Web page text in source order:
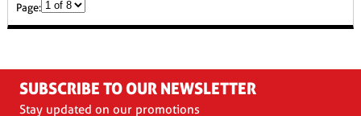
Page:
SUBSCRIBE TO OUR NEWSLETTER
Stay updated on our promotions